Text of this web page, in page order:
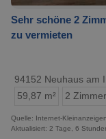
Sehr schöne 2
zu vermieten
94152 Neuhaus am
59,87 m²
2 Zimmer
Quelle: Internet-Kleinanzeigen
Aktualisiert: 2 Tage, 6